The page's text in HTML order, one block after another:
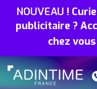
NOUVEAU !
publicitaire ?
chez vous